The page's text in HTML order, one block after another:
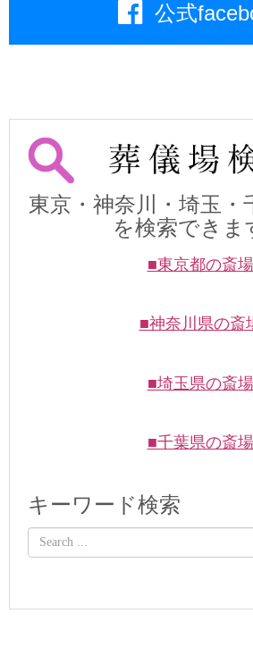
公式
東京・神奈川・埼玉・
を検索できま
■東京都の斎場
■神奈川県の斎
■埼玉県の斎場
■千葉県の斎場
キーワード検索